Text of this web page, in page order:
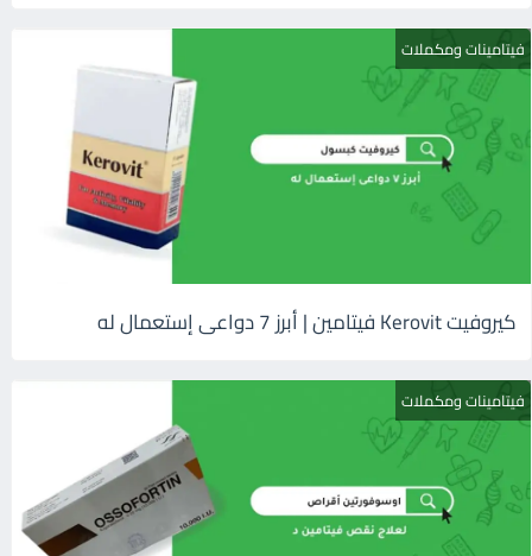
فيتامينات ومكملات
كيروفيت Kerovit فيتامين | أبرز 7 دواعى إستعمال له
فيتامينات ومكملات